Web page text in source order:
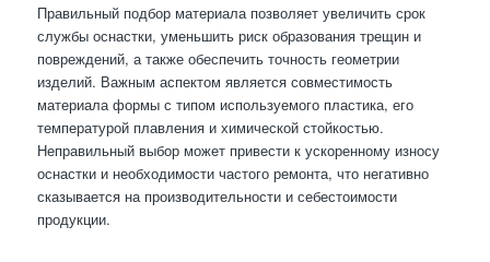
Правильный подбор материала позволяет увеличить срок
службы оснастки, уменьшить риск образования трещин и
повреждений, а также обеспечить точность геометрии
изделий. Важным аспектом является совместимость
материала формы с типом используемого пластика, его
температурой плавления и химической стойкостью.
Неправильный выбор может привести к ускоренному износу
оснастки и необходимости частого ремонта, что негативно
сказывается на производительности и себестоимости
продукции.